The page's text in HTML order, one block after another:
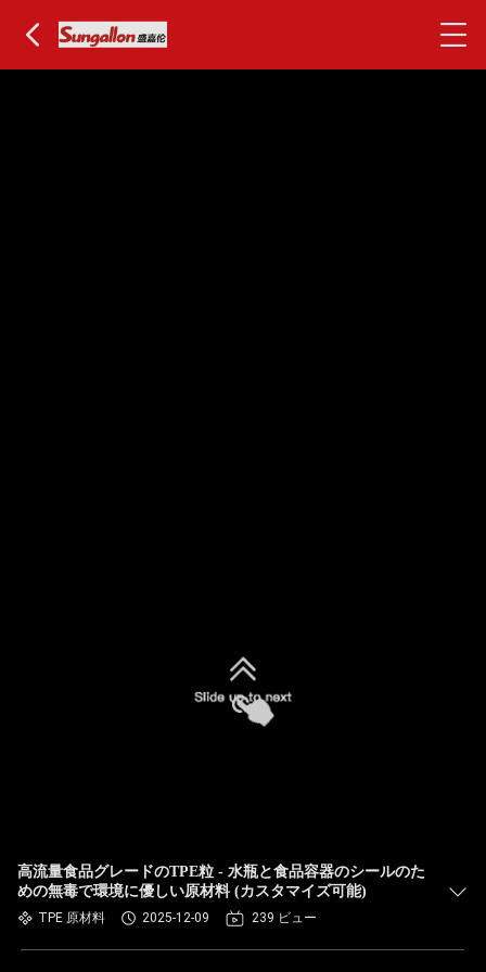
高流量食品グレードのTPE粒 - 水瓶と食品容器のシールのた
めの無毒で環境に優しい原材料 (カスタマイズ可能)
TPE 原材料 2025-12-09 239 ビュー